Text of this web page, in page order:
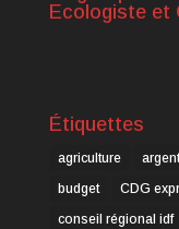
Ecologiste et
Étiquettes
agriculture
budget
CDG
conseil régional idf